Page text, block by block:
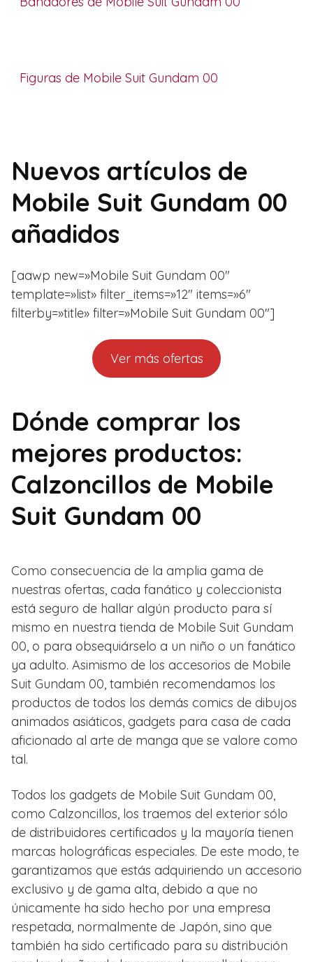
Figuras de Mobile Suit Gundam 00
Nuevos artículos de
Mobile Suit Gundam 00
añadidos
[aawp new=»Mobile Suit Gundam 00″
template=»list» filter_items=»12″ items=»6″
filterby=»title» filter=»Mobile Suit Gundam 00″]
Ver más ofertas
Dónde comprar los
mejores productos:
Calzoncillos de Mobile
Suit Gundam 00
Como consecuencia de la amplia gama de
nuestras ofertas, cada fanático y coleccionista
está seguro de hallar algún producto para sí
mismo en nuestra tienda de Mobile Suit Gundam
00, o para obsequiárselo a un niño o un fanático
ya adulto. Asimismo de los accesorios de Mobile
Suit Gundam 00, también recomendamos los
productos de todos los demás comics de dibujos
animados asiáticos, gadgets para casa de cada
aficionado al arte de manga que se valore como
tal.
Todos los gadgets de Mobile Suit Gundam 00,
como Calzoncillos, los traemos del exterior sólo
de distribuidores certificados y la mayoría tienen
marcas holográficas especiales. De este modo, te
garantizamos que estás adquiriendo un accesorio
exclusivo y de gama alta, debido a que no
únicamente ha sido hecho por una empresa
respetada, normalmente de Japón, sino que
también ha sido certificado para su distribución